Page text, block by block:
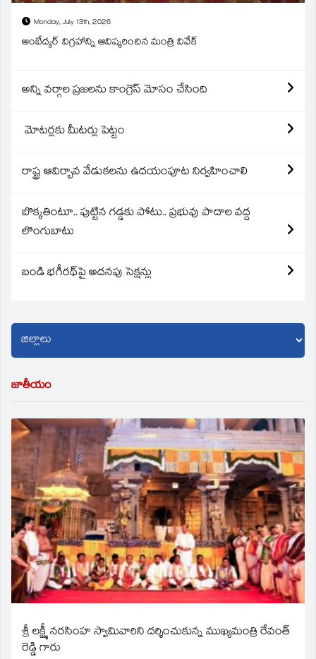
Monday, July 13th, 2026
అంబేద్కర్ విగ్రహాన్ని ఆవిష్కరించిన మంత్రి వివేక్
అన్ని వర్గాల ప్రజలను కాంగ్రెస్ మోసం చేసింది
మోటర్లకు మీటర్లు పెట్టం
రాష్ట్ర ఆవిర్బావ వేడుకలను ఉదయంపూట నిర్వహించాలి
బొక్కతింటూ.. పుట్టిన గడ్డకు పోటు.. ప్రభువు పాదాల వద్ద
లొంగుబాటు
బండి భగీరథ్‌పై అదనపు సెక్షన్లు
జాతీయం
శ్రీ లక్ష్మీ నరసింహ స్వామివారిని దర్శించుకున్న ముఖ్యమంత్రి రేవంత్
రెడ్డి గారు